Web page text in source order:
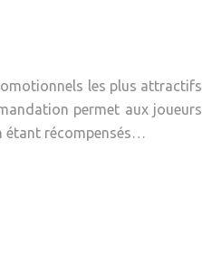
les plus attractifs
permet aux joueurs
étant récompensés…